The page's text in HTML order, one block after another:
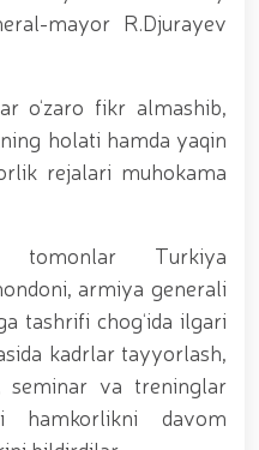
saroyida Milliy
bilan uchrashuv bo‘lib
tashkil etildi //
ulugʻlashdir!” shiori
kasb-hunar
Qahramonlar xotirasi
Milliy gvardiya harbiy
oltin medalni qoʻlga
xizmatlari uchun»
O‘zbekiston Qurolli
va robot texnologiyalari
// Andijon viloyatida
yoshlar bilan uchrashuvi
harbiy xizmatchilarga
// Milliy gvardiya
B.Tashmatov
davomida yoshlar
mayor R.Djurayev
o‘zaro fikr almashib,
holati hamda yaqin
rejalari muhokama
tomonlar Turkiya
armiya generali
tashrifi chog‘ida ilgari
kadrlar tayyorlash,
seminar va treninglar
hamkorlikni davom